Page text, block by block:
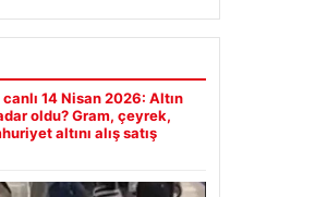
14 Nisan 2026: Altın
oldu? Gram, çeyrek,
altını alış satış